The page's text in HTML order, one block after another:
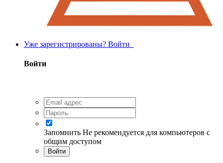
Уже зарегистрированы? Войти
Войти
Запомнить Не рекомендуется для компьютеров с
общим доступом
Войти